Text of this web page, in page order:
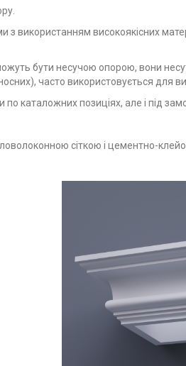
високоякісних
бути несучою опорою, вони
часто використовується для
каталожних позиціях, але і під
сіткою і цементно-